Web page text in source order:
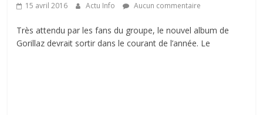
15 avril 2016 Actu Info Aucun commentaire
Très attendu par les fans du groupe, le nouvel album de
Gorillaz devrait sortir dans le courant de l’année. Le